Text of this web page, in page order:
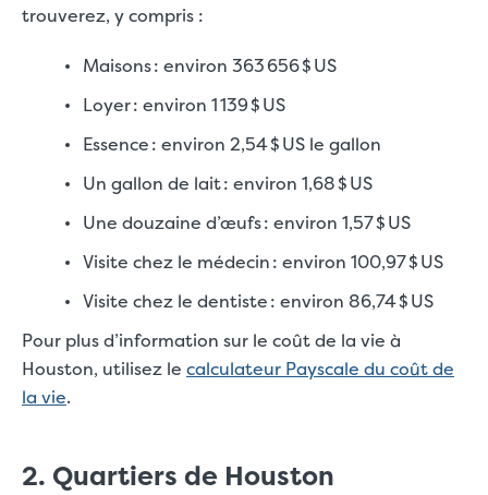
trouverez, y compris :
Maisons : environ 363 656 $ US
Loyer : environ 1 139 $ US
Essence : environ 2,54 $ US le gallon
Un gallon de lait : environ 1,68 $ US
Une douzaine d’œufs : environ 1,57 $ US
Visite chez le médecin : environ 100,97 $ US
Visite chez le dentiste : environ 86,74 $ US
Pour plus d’information sur le coût de la vie à
Houston, utilisez le calculateur Payscale du coût de
la vie.
2. Quartiers de Houston